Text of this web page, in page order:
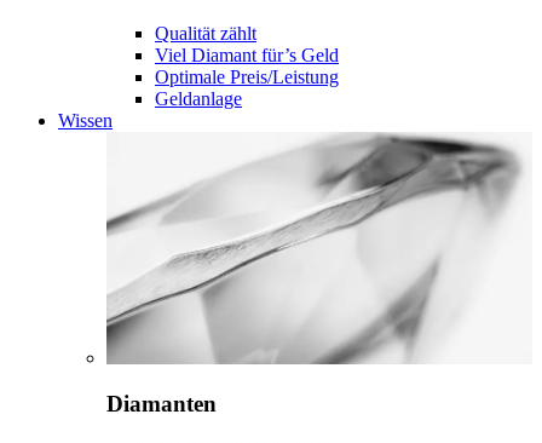
Qualität zählt
Viel Diamant für’s Geld
Optimale Preis/Leistung
Geldanlage
Wissen
Diamanten